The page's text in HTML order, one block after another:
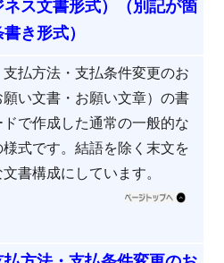
ネス文書形式）（別記が箇
き形式）
払方法・支払条件変更のお
い文書・お願い文章）の書
で作成した通常の一般的な
式です。結語を除く末文を
書構成にしています。